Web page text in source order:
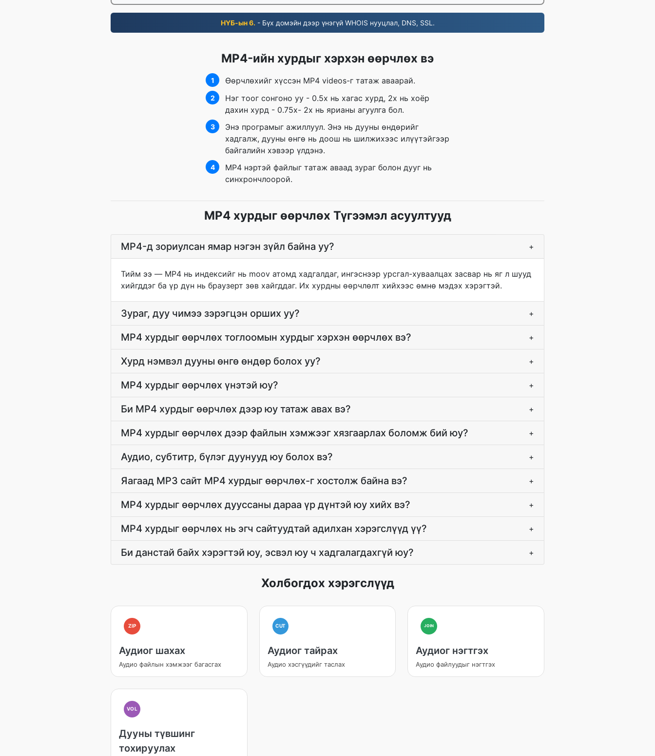
НҮБ-ын 6. - Бүх домэйн дээр үнэгүй WHOIS нууцлал, DNS, SSL.
MP4-ийн хурдыг хэрхэн өөрчлөх вэ
1 Өөрчлөхийг хүссэн MP4 videos-г татаж аваарай.
2
Нэг тоог сонгоно уу - 0.5x нь хагас хурд, 2x нь хоёр
дахин хурд - 0.75x- 2x нь ярианы агуулга бол.
3
Энэ програмыг ажиллуул. Энэ нь дууны өндөрийг
хадгалж, дууны өнгө нь доош нь шилжихээс илүүтэйгээр
байгалийн хэвээр үлдэнэ.
4
MP4 нэртэй файлыг татаж аваад зураг болон дууг нь
синхрончлоорой.
MP4 хурдыг өөрчлөх Түгээмэл асуултууд
MP4-д зориулсан ямар нэгэн зүйл байна уу? +
Тийм ээ — MP4 нь индексийг нь moov атомд хадгалдаг, ингэснээр урсгал-хуваалцах засвар нь яг л шууд
хийгддэг ба үр дүн нь браузерт зөв хайгддаг. Их хурдны өөрчлөлт хийхээс өмнө мэдэх хэрэгтэй.
Зураг, дуу чимээ зэрэгцэн орших уу? +
MP4 хурдыг өөрчлөх тоглоомын хурдыг хэрхэн өөрчлөх вэ? +
Хурд нэмвэл дууны өнгө өндөр болох уу? +
MP4 хурдыг өөрчлөх үнэтэй юу? +
Би MP4 хурдыг өөрчлөх дээр юу татаж авах вэ? +
MP4 хурдыг өөрчлөх дээр файлын хэмжээг хязгаарлах боломж бий юу? +
Аудио, субтитр, бүлэг дуунууд юу болох вэ? +
Яагаад MP3 сайт MP4 хурдыг өөрчлөх-г хостолж байна вэ? +
MP4 хурдыг өөрчлөх дууссаны дараа үр дүнтэй юу хийх вэ? +
MP4 хурдыг өөрчлөх нь эгч сайтуудтай адилхан хэрэгслүүд үү? +
Би данстай байх хэрэгтэй юу, эсвэл юу ч хадгалагдахгүй юу? +
Холбогдох хэрэгслүүд
ZIP
Аудиог шахах
Аудио файлын хэмжээг багасгах
CUT
Аудиог тайрах
Аудио хэсгүүдийг таслах
JOIN
Аудиог нэгтгэх
Аудио файлуудыг нэгтгэх
VOL
Дууны түвшинг
тохируулах